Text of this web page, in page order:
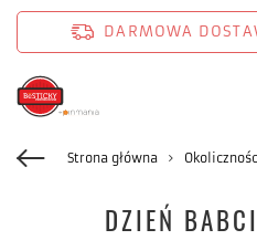
DARMOWA
Strona główna
DZIEŃ